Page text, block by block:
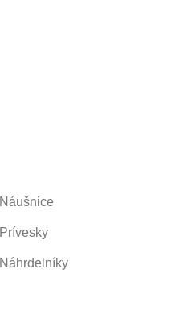
Náušnice
Prívesky
Náhrdelníky